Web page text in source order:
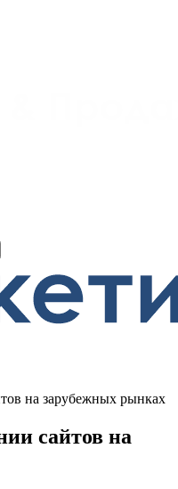
на зарубежных рынках
сайтов на